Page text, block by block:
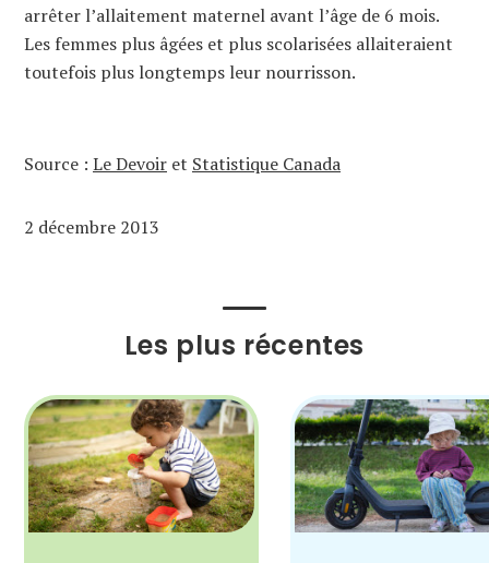
arrêter l’allaitement maternel avant l’âge de 6 mois.
Les femmes plus âgées et plus scolarisées allaiteraient
toutefois plus longtemps leur nourrisson.
Source : Le Devoir et Statistique Canada
2 décembre 2013
Les plus récentes